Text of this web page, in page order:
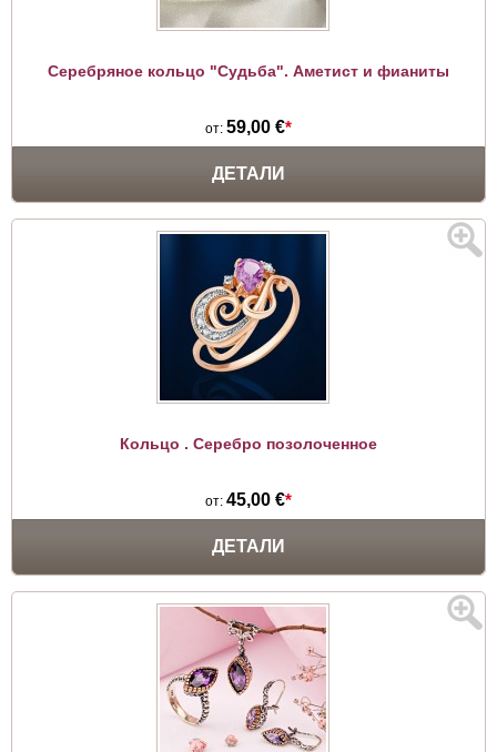
Серебряное кольцо "Судьба". Аметист и фианиты
от: 59,00 €*
ДЕТАЛИ
Кольцо . Серебро позолоченное
от: 45,00 €*
ДЕТАЛИ